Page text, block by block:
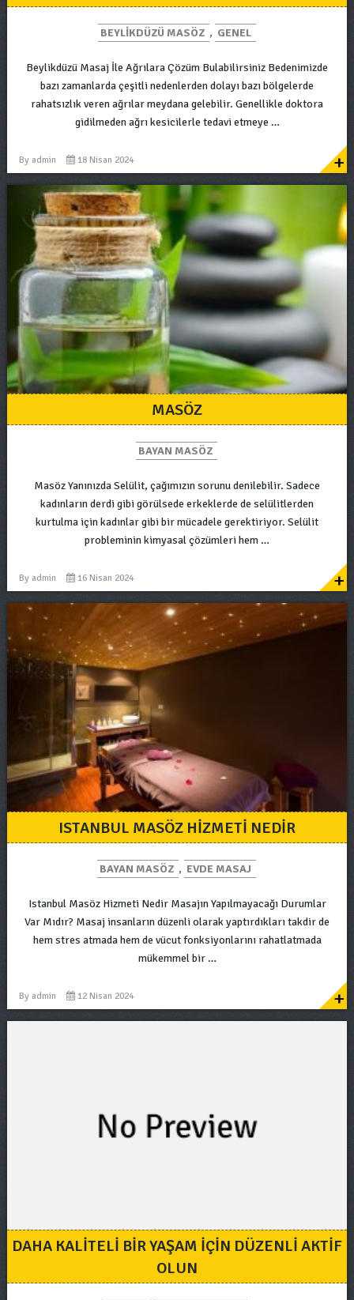
BEYLIKDÜZÜ MASÖZ , GENEL
Beylikdüzü Masaj İle Ağrılara Çözüm Bulabilirsiniz Bedenimizde
bazı zamanlarda çeşitli nedenlerden dolayı bazı bölgelerde
rahatsızlık veren ağrılar meydana gelebilir. Genellikle doktora
gidilmeden ağrı kesicilerle tedavi etmeye …
By admin 18 Nisan 2024 +
MASÖZ
BAYAN MASÖZ
Masöz Yanınızda Selülit, çağımızın sorunu denilebilir. Sadece
kadınların derdi gibi görülsede erkeklerde de selülitlerden
kurtulma için kadınlar gibi bir mücadele gerektiriyor. Selülit
probleminin kimyasal çözümleri hem …
By admin 16 Nisan 2024 +
ISTANBUL MASÖZ HIZMETI NEDIR
BAYAN MASÖZ , EVDE MASAJ
Istanbul Masöz Hizmeti Nedir Masajın Yapılmayacağı Durumlar
Var Mıdır? Masaj insanların düzenli olarak yaptırdıkları takdir de
hem stres atmada hem de vücut fonksiyonlarını rahatlatmada
mükemmel bir …
By admin 12 Nisan 2024 +
DAHA KALITELI BIR YAŞAM IÇIN DÜZENLI AKTIF
OLUN